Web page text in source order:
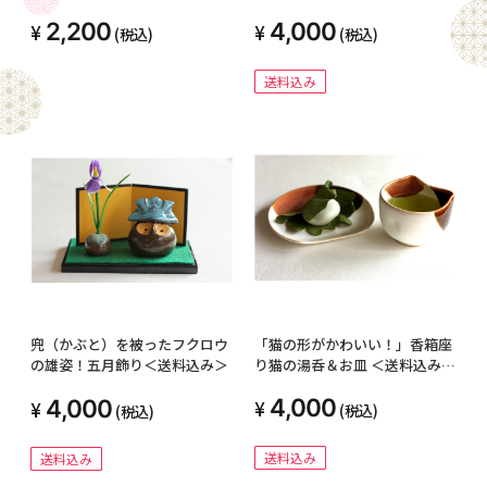
2,200 (税込) 4,000 (税込)
送料込み
兜（かぶと）を被ったフクロウ
の雄姿！五月飾り＜送料込み＞
4,000 (税込)
送料込み
「猫の形がかわいい！」香箱座
り猫の湯呑＆お皿 ＜送料込み＞
4,000 (税込)
送料込み